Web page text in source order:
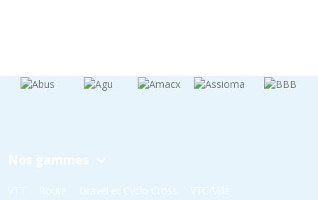
Nos gammes
VTT Route Gravel et Cyclo Cross
VTC/Ville